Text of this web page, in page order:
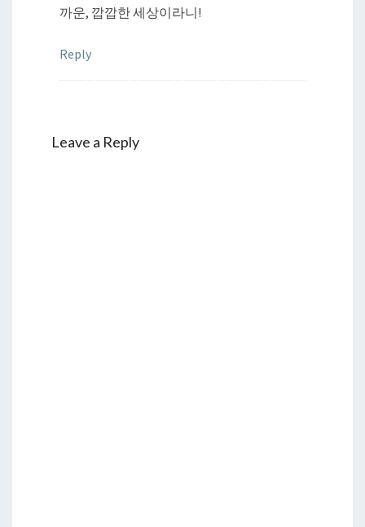
까운, 깝깝한 세상이라니!
Reply
Leave a Reply